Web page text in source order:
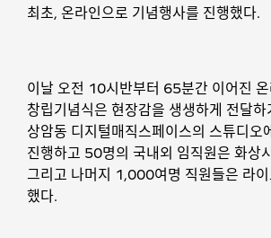
최초, 온라인으로 기념행사를 진행했다.
이날 오전 10시반부터 65분간 이어진 온
창립기념식은 현장감을 생생하게 전달하
상암동 디지털매직스페이스의 스튜디오
진행하고 50명의 국내외 임직원은 화상
그리고 나머지 1,000여명 직원들은 라이
했다.